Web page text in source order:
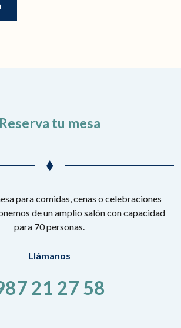
Reserva tu mesa
para comidas, cenas o celebraciones
de un amplio salón con capacidad
para 70 personas.
Llámanos
21 27 58